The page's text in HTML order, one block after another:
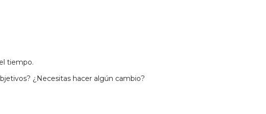
tiempo.
¿Necesitas hacer algún cambio?